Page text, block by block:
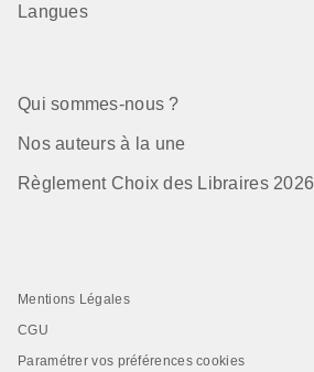
Langues
Qui sommes-nous ?
Nos auteurs à la une
Règlement Choix des Libraires 2026
Mentions Légales
CGU
Paramétrer vos préférences cookies